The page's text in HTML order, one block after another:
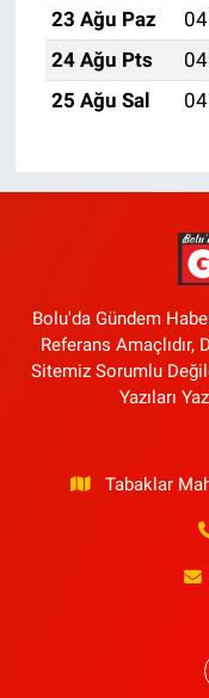
23 Ağu Paz
24 Ağu Pts
25 Ağu Sal
Bolu'da Gündem
Referans Amaçlıdır,
Sitemiz Sorumlu
Yazıları
Tabaklar